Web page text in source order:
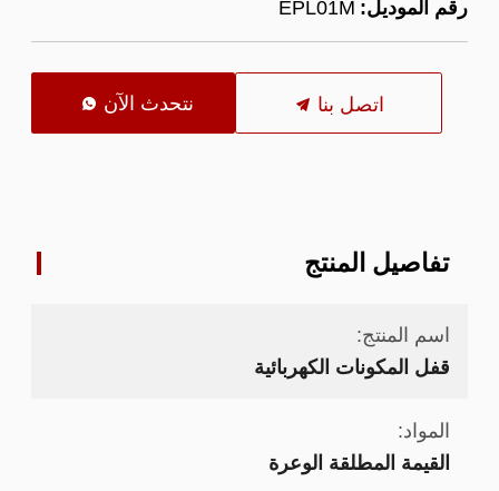
رقم الموديل: EPL01M
اتصل بنا نتحدث الآن 
تفاصيل المنتج
اسم المنتج:
قفل المكونات الكهربائية
المواد:
القيمة المطلقة الوعرة